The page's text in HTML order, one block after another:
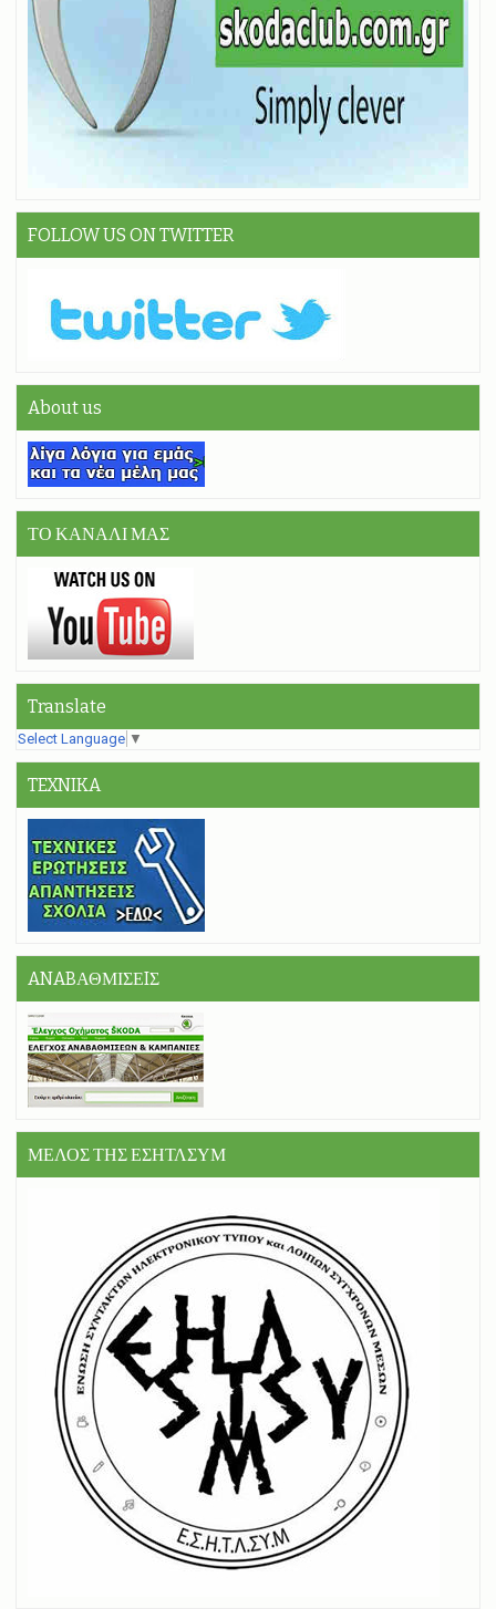
FOLLOW US ON TWITTER
About us
ΤΟ ΚΑΝΑΛΙ ΜΑΣ
Translate
Select Language ▼
TEXNIKA
ANABΑΘΜΙΣΕIΣ
ΜΕΛΟΣ ΤΗΣ ΕΣΗΤΛΣΥΜ